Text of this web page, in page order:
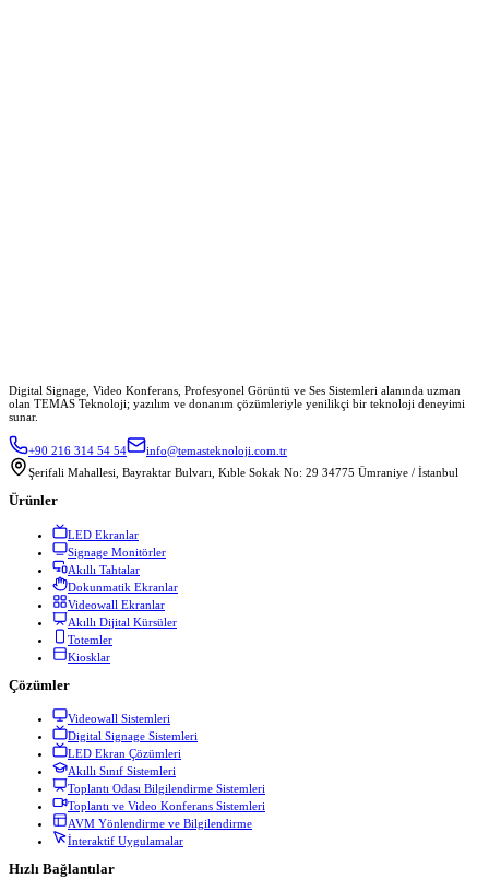
Digital Signage, Video Konferans, Profesyonel Görüntü ve Ses Sistemleri alanında uzman
olan TEMAS Teknoloji; yazılım ve donanım çözümleriyle yenilikçi bir teknoloji deneyimi
sunar.
+90 216 314 54 54
info@temasteknoloji.com.tr
Şerifali Mahallesi, Bayraktar Bulvarı, Kıble Sokak No: 29 34775 Ümraniye / İstanbul
Ürünler
LED Ekranlar
Signage Monitörler
Akıllı Tahtalar
Dokunmatik Ekranlar
Videowall Ekranlar
Akıllı Dijital Kürsüler
Totemler
Kiosklar
Çözümler
Videowall Sistemleri
Digital Signage Sistemleri
LED Ekran Çözümleri
Akıllı Sınıf Sistemleri
Toplantı Odası Bilgilendirme Sistemleri
Toplantı ve Video Konferans Sistemleri
AVM Yönlendirme ve Bilgilendirme
İnteraktif Uygulamalar
Hızlı Bağlantılar